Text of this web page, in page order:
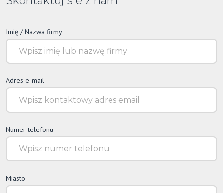
Imię / Nazwa firmy
Adres e-mail
Numer telefonu
Miasto